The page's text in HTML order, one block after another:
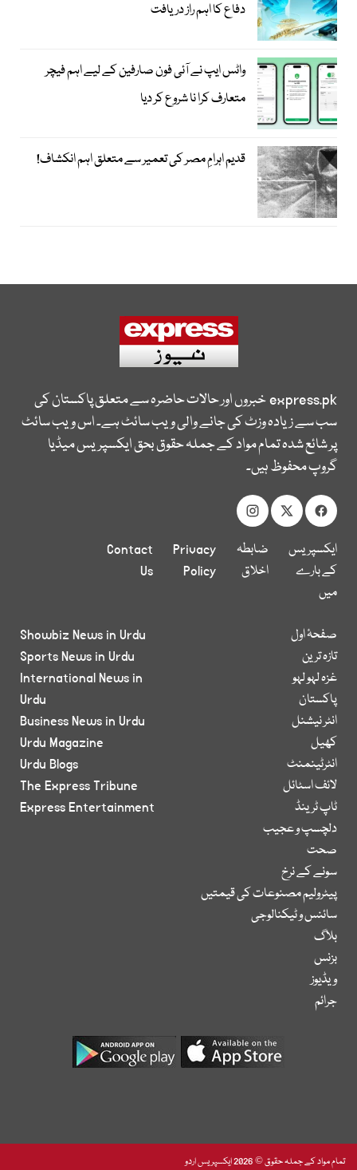
دفاع کا اہم راز دریافت
واٹس ایپ نے آئی فون صارفین کے لیے اہم فیچر
متعارف کرا نا شروع کر دیا
قدیم اہرامِ مصر کی تعمیر سے متعلق اہم انکشاف!
express.pkخبروں اور حالات حاضرہ سے متعلق پاکستان کی
سب سے زیادہ وزٹ کی جانے والی ویب سائٹ ہے۔ اس ویب سائٹ
پر شائع شدہ تمام مواد کے جملہ حقوق بحق ایکسپریس میڈیا
گروپ محفوظ ہیں۔
ایکسپریس
کے بارے
میں
ضابطہ
اخلاق
Privacy
Policy
Contact
Us
صفحۂ اول
تازہ ترین
غزہ لہو لہو
پاکستان
انٹر نیشنل
کھیل
انٹرٹینمنٹ
لائف اسٹائل
ٹاپ ٹرینڈ
دلچسپ و عجیب
صحت
سونے کے نرخ
پیٹرولیم مصنوعات کی قیمتیں
سائنس و ٹیکنالوجی
بلاگ
بزنس
ویڈیوز
جرائم
Showbiz News in Urdu
Sports News in Urdu
International News in
Urdu
Business News in Urdu
Urdu Magazine
Urdu Blogs
The Express Tribune
Express Entertainment
تمام مواد کے جملہ حقوق © 2026 ایکسپریس اردو